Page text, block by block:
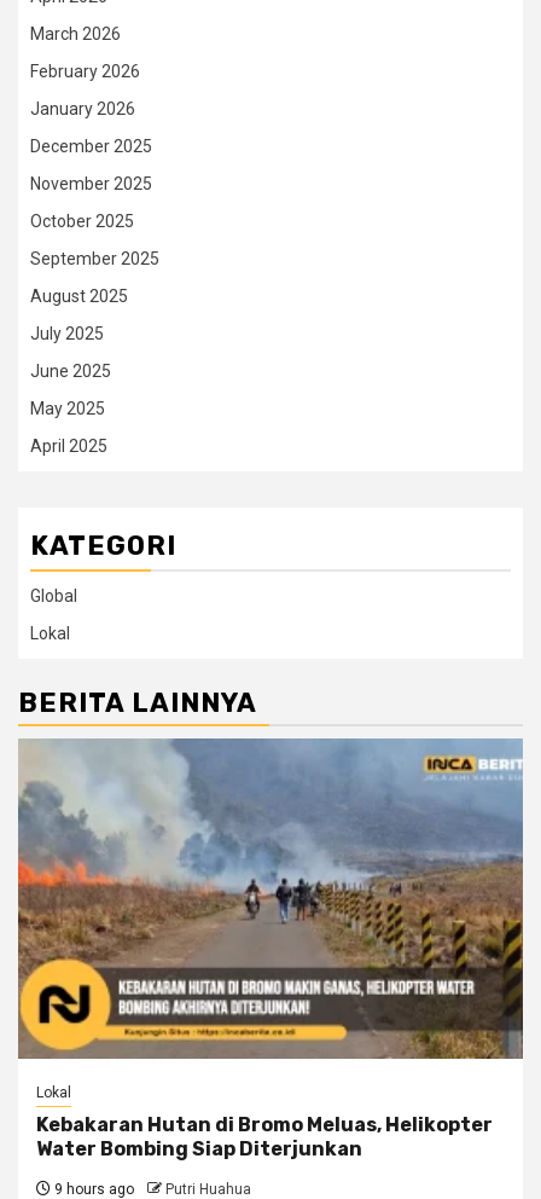
March 2026
February 2026
January 2026
December 2025
November 2025
October 2025
September 2025
August 2025
July 2025
June 2025
May 2025
April 2025
KATEGORI
Global
Lokal
BERITA LAINNYA
Lokal
Kebakaran Hutan di Bromo Meluas, Helikopter
Water Bombing Siap Diterjunkan
9 hours ago Putri Huahua